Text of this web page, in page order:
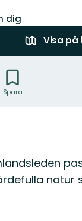
dig
Visa på
Spara
natur